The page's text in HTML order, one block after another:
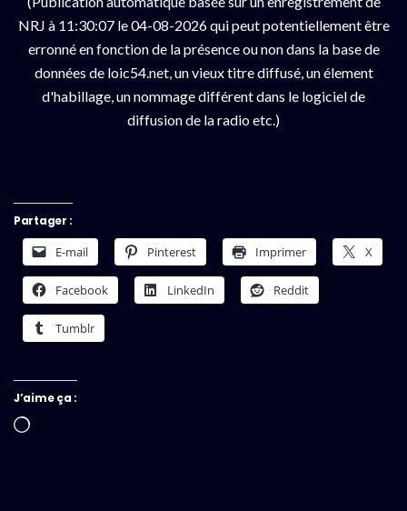
NRJ à 11:30:07 le 04-08-2026 qui peut potentiellement être
erronné en fonction de la présence ou non dans la base de
données de loic54.net, un vieux titre diffusé, un élement
d'habillage, un nommage différent dans le logiciel de
diffusion de la radio etc.)
Partager :
E-mail Pinterest Imprimer X
Facebook LinkedIn Reddit
Tumblr
J’aime ça :
Chargement…